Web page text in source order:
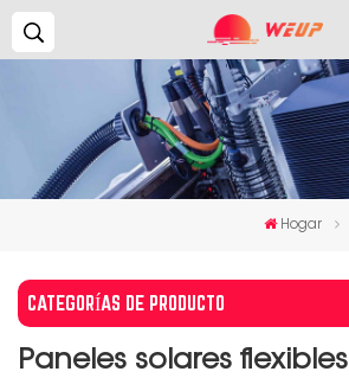
Hogar
CATEGORÍAS DE PRODUCTO
Paneles solares flexibles